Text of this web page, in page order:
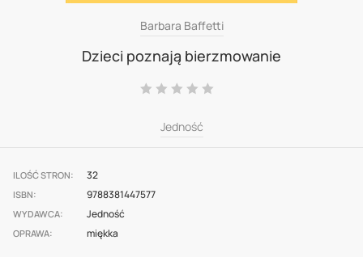
images
gallery
Barbara Baffetti
Dzieci poznają bierzmowanie
Ocena:
Jedność
ILOŚĆ STRON 32
ISBN 9788381447577
WYDAWCA Jedność
OPRAWA miękka